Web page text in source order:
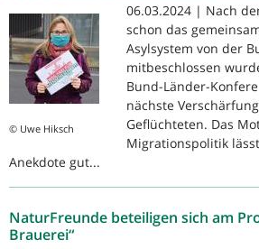
© Uwe Hiksch
06.03.2024 | Nach
schon das
Asylsystem von der
mitbeschlossen
Bund-Länder-
nächste
Geflüchteten. Das
Migrationspolitik
Anekdote gut...
NaturFreunde beteiligen sich am
Brauerei“